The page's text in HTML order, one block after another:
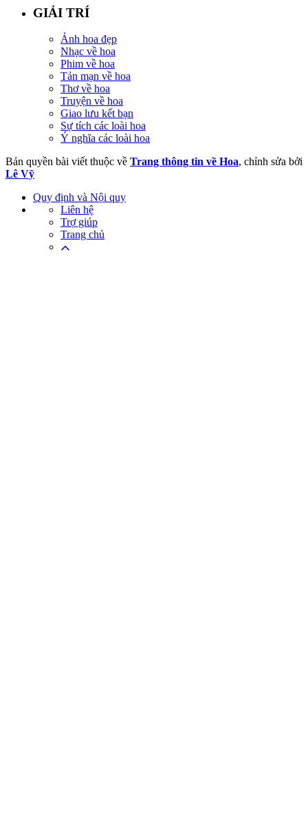
GIẢI TRÍ
Ảnh hoa đẹp
Nhạc về hoa
Phim về hoa
Tản mạn về hoa
Thơ về hoa
Truyện về hoa
Giao lưu kết bạn
Sự tích các loài hoa
Ý nghĩa các loài hoa
Bản quyền bài viết thuộc về Trang thông tin về Hoa, chỉnh sửa bởi
Lê Vỹ
Quy định và Nội quy
Liên hệ
Trợ giúp
Trang chủ